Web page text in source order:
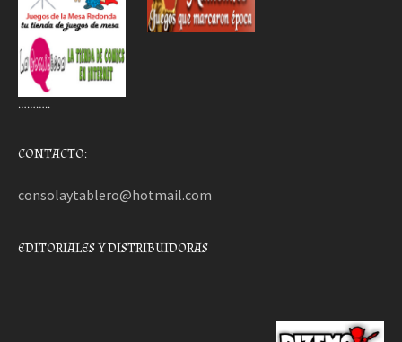
………..
CONTACTO:
consolaytablero@hotmail.com
EDITORIALES Y DISTRIBUIDORAS